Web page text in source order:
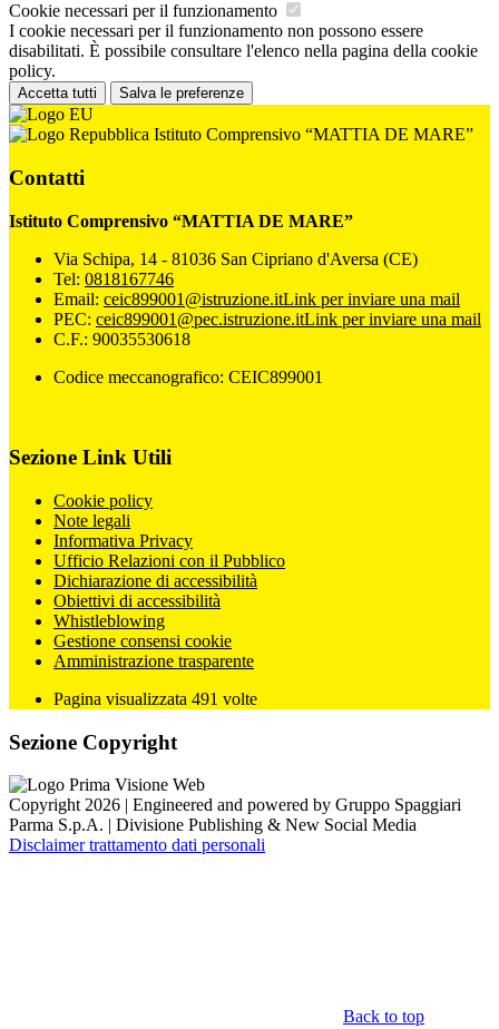
Cookie necessari per il funzionamento
I cookie necessari per il funzionamento non possono essere
disabilitati. È possibile consultare l'elenco nella pagina della cookie
policy.
Accetta tutti Salva le preferenze
Istituto Comprensivo “MATTIA DE MARE”
Contatti
Istituto Comprensivo “MATTIA DE MARE”
Via Schipa, 14 - 81036 San Cipriano d'Aversa (CE)
Tel: 0818167746
Email: ceic899001@istruzione.itLink per inviare una mail
PEC: ceic899001@pec.istruzione.itLink per inviare una mail
C.F.: 90035530618
Codice meccanografico: CEIC899001
Sezione Link Utili
Cookie policy
Note legali
Informativa Privacy
Ufficio Relazioni con il Pubblico
Dichiarazione di accessibilità
Obiettivi di accessibilità
Whistleblowing
Gestione consensi cookie
Amministrazione trasparente
Pagina visualizzata 491 volte
Sezione Copyright
Copyright 2026 | Engineered and powered by Gruppo Spaggiari
Parma S.p.A. | Divisione Publishing & New Social Media
Disclaimer trattamento dati personali
Back to top